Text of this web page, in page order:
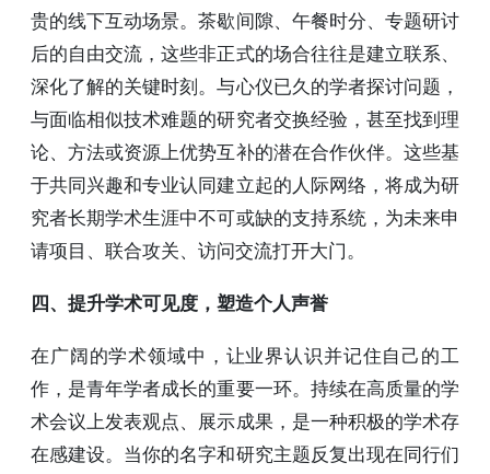
贵的线下互动场景。茶歇间隙、午餐时分、专题研讨
后的自由交流，这些非正式的场合往往是建立联系、
深化了解的关键时刻。与心仪已久的学者探讨问题，
与面临相似技术难题的研究者交换经验，甚至找到理
论、方法或资源上优势互补的潜在合作伙伴。这些基
于共同兴趣和专业认同建立起的人际网络，将成为研
究者长期学术生涯中不可或缺的支持系统，为未来申
请项目、联合攻关、访问交流打开大门。
四、提升学术可见度，塑造个人声誉
在广阔的学术领域中，让业界认识并记住自己的工
作，是青年学者成长的重要一环。持续在高质量的学
术会议上发表观点、展示成果，是一种积极的学术存
在感建设。当你的名字和研究主题反复出现在同行们